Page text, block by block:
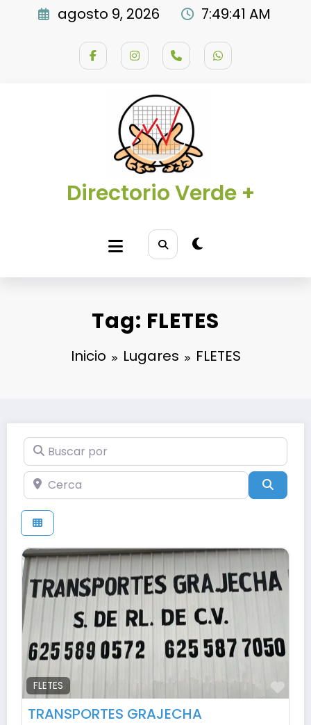
agosto 9, 2026 7:49:42 AM
Directorio Verde +
Tag: FLETES
Inicio Lugares FLETES
Buscar por
Cerca
FLETES
TRANSPORTES GRAJECHA